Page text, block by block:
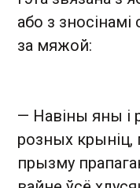
або з
за мяжой:
— Навіны яны і
розных крыніц,
прызму